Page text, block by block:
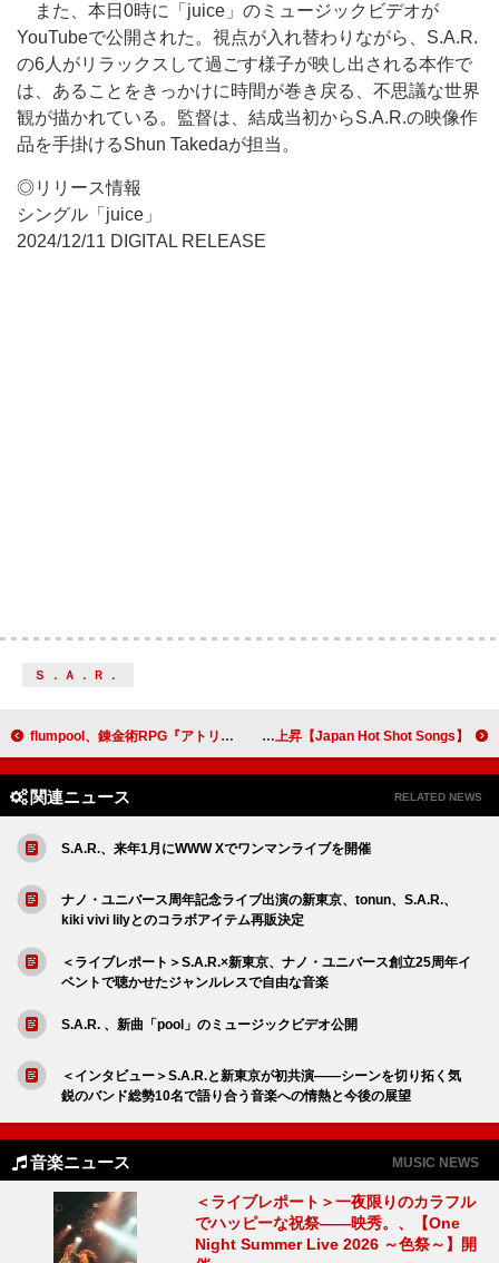
また、本日0時に「juice」のミュージックビデオが
YouTubeで公開された。視点が入れ替わりながら、S.A.R.
の6人がリラックスして過ごす様子が映し出される本作で
は、あることをきっかけに時間が巻き戻る、不思議な世界
観が描かれている。監督は、結成当初からS.A.R.の映像作
品を手掛けるShun Takedaが担当。
◎リリース情報
シングル「juice」
2024/12/11 DIGITAL RELEASE
Ｓ．Ａ．Ｒ．
flumpool、錬金術RPG『アトリエ』シリーズ最新作の主題歌「迷宮シナプス」書き下ろし＆PV公開 【Japan Hot Shot Songs】Number_i「HIRAKEGOMA」が首位、中山美穂＆WANDS「世界中の誰よりきっと」も上昇
関連ニュース RELATED NEWS
S.A.R.、来年1月にWWW Xでワンマンライブを開催
ナノ・ユニバース周年記念ライブ出演の新東京、tonun、S.A.R.、
kiki vivi lilyとのコラボアイテム再販決定
＜ライブレポート＞S.A.R.×新東京、ナノ・ユニバース創立25周年イ
ベントで聴かせたジャンルレスで自由な音楽
S.A.R. 、新曲「pool」のミュージックビデオ公開
＜インタビュー＞S.A.R.と新東京が初共演――シーンを切り拓く気
鋭のバンド総勢10名で語り合う音楽への情熱と今後の展望
音楽ニュース MUSIC NEWS
＜ライブレポート＞一夜限りのカラフル
でハッピーな祝祭――映秀。、【One
Night Summer Live 2026 ～色祭～】開